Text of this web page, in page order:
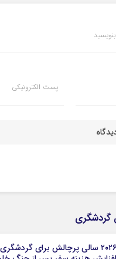
پست الکترونیکی
گردشگری
۲۰۲۶ سالی پرچالش برای